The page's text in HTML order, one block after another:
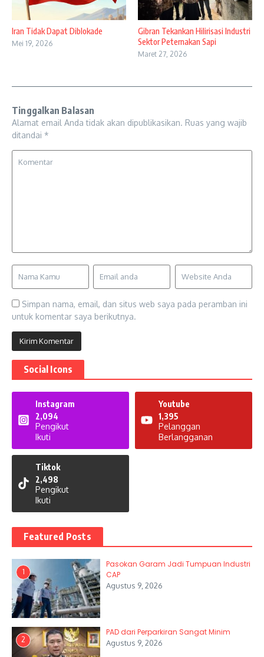
Iran Tidak Dapat Diblokade
Mei 19, 2026
Gibran Tekankan Hilirisasi Industri
Sektor Peternakan Sapi
Maret 27, 2026
Tinggalkan Balasan
Alamat email Anda tidak akan dipublikasikan. Ruas yang wajib
ditandai *
Simpan nama, email, dan situs web saya pada peramban ini
untuk komentar saya berikutnya.
Social Icons
Instagram
2,094
Pengikut
Ikuti
Youtube
1,395
Pelanggan
Berlangganan
Tiktok
2,498
Pengikut
Ikuti
Featured Posts
1
Pasokan Garam Jadi Tumpuan Industri
CAP
Agustus 9, 2026
2
PAD dari Perparkiran Sangat Minim
Agustus 9, 2026